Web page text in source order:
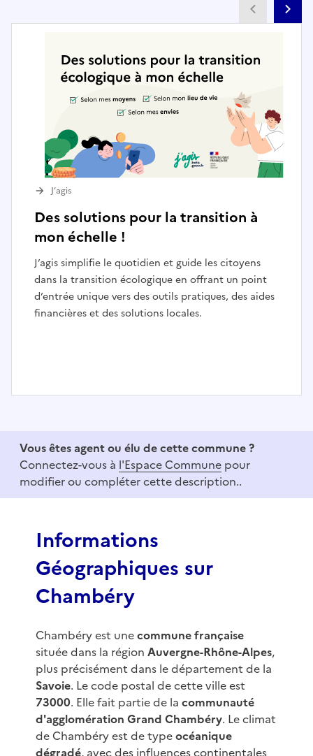
Des solutions pour la transition à
mon échelle !
J’agis simplifie le quotidien et guide les citoyens
dans la transition écologique en offrant un point
d’entrée unique vers des outils pratiques, des aides
financières et des solutions locales.
J’agis
f
Vous êtes agent ou élu de cette commune ?
Connectez-vous à l'Espace Commune pour
modifier ou compléter cette description..
Informations
Géographiques sur
Chambéry
Chambéry est unecommune française
située dans la région Auvergne-Rhône-Alpes,
plus précisément dans le département de la
Savoie. Le code postal de cette ville est
73000. Elle fait partie de la communauté
d'agglomération Grand Chambéry. Le climat
de Chambéry est de typeocéanique